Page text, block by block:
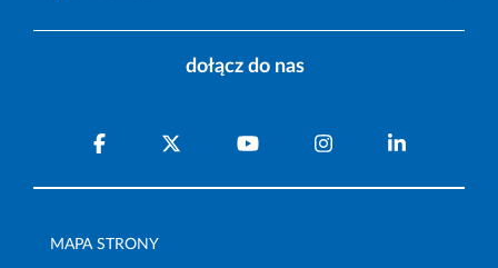
dołącz do nas
MAPA STRONY